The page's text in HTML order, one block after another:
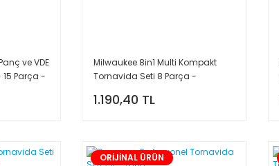
ve VDE
Parça -
Milwaukee 8in1 Multi Kompakt
Tornavida Seti 8 Parça -
1.190,40 TL
ORİJİNAL ÜRÜN